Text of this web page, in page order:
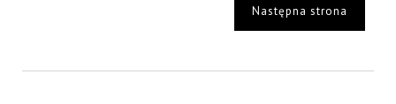
Następna strona